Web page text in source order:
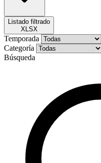
Listado filtrado
XLSX
Temporada
Categoría
Búsqueda